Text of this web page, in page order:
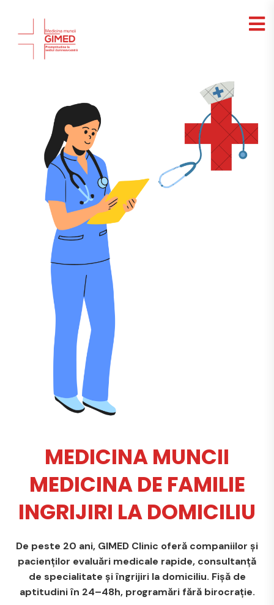
MEDICINA MUNCII
MEDICINA DE FAMILIE
INGRIJIRI LA DOMICILIU
De peste 20 ani, GIMED Clinic oferă companiilor și
pacienților evaluări medicale rapide, consultanță
de specialitate și îngrijiri la domiciliu. Fișă de
aptitudini în 24–48h, programări fără birocrație.